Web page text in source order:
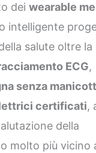
deiwearable
intelligente
salute oltre la
ECG,
senza
certificati,
della
molto più vicino